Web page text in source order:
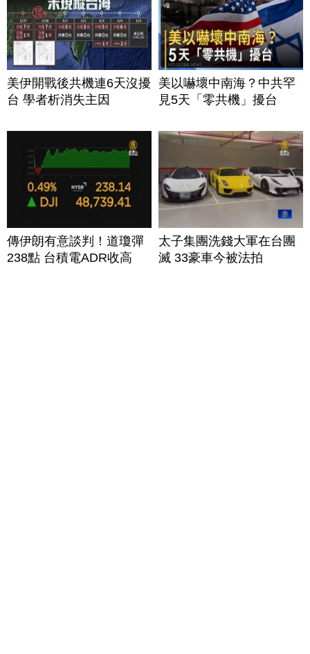
美伊開戰後共機連6天沒擾
台 學者析消失主因
美以嚇壞中南海？中共罕
見5天「零共機」擾台
傳伊朗有意談判！道瓊彈
238點 台積電ADR收高
太子集團洗錢大軍在台團
滅 33豪車今被法拍